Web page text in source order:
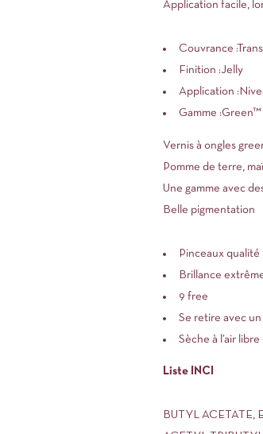
Application facile,
Couvrance :
Finition :Jelly
Application :
Gamme :Green™
Vernis à ongles
Pomme de terre,
Une gamme avec
Belle pigmentation
Pinceaux
Brillance
9 free
Se retire avec
Sèche à l’air libre
Liste INCI
BUTYL